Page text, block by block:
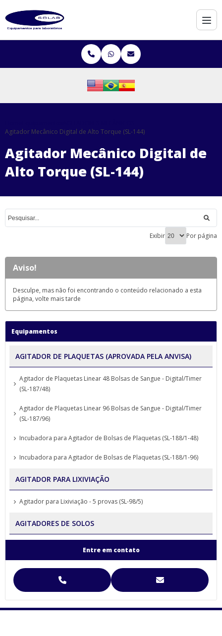
Agitador Mecânico Digital de Alto Torque (SL-144)
Agitador Mecânico Digital de
Alto Torque (SL-144)
Exibir Por página
Aviso!
Desculpe, mas não foi encontrando o conteúdo relacionado a esta
página, volte mais tarde
Equipamentos
AGITADOR DE PLAQUETAS (APROVADA PELA ANVISA)
Agitador de Plaquetas Linear 48 Bolsas de Sangue - Digital/Timer
(SL-187/48)
Agitador de Plaquetas Linear 96 Bolsas de Sangue - Digital/Timer
(SL-187/96)
Incubadora para Agitador de Bolsas de Plaquetas (SL-188/1-48)
Incubadora para Agitador de Bolsas de Plaquetas (SL-188/1-96)
AGITADOR PARA LIXIVIAÇÃO
Agitador para Lixiviação - 5 provas (SL-98/5)
AGITADORES DE SOLOS
Agitador para Análise de Solos Proveta (SL-99)
Agitador para Separação de Agregados de Solo Yoder
Entre em contato